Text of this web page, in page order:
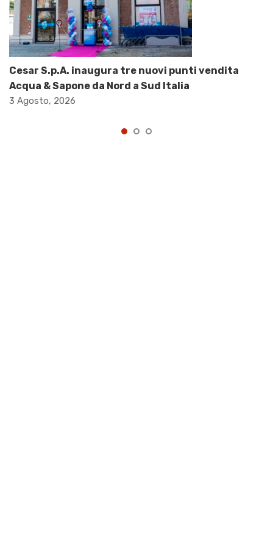
Cesar S.p.A. inaugura tre nuovi punti vendita
Acqua & Sapone da Nord a Sud Italia
3 Agosto, 2026